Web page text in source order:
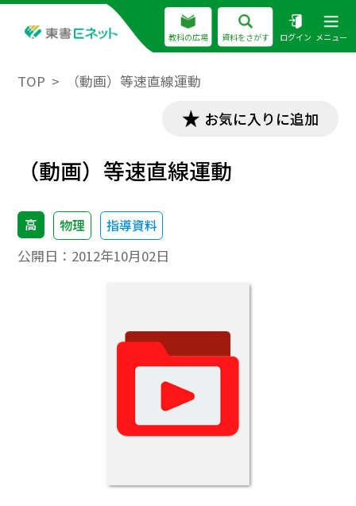
教科の広場 資料をさがす ログイン メニュー
TOP （動画）等速直線運動
お気に入りに追加
（動画）等速直線運動
高 物理 指導資料
公開日： 2012年10月02日